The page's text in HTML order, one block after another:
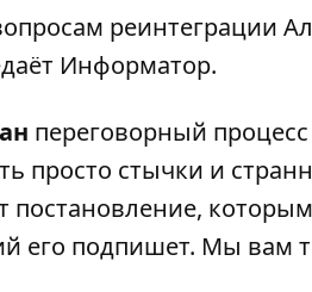
реинтеграции
Информатор.
переговорный
просто стычки и
постановление,
его подпишет. Мы вам